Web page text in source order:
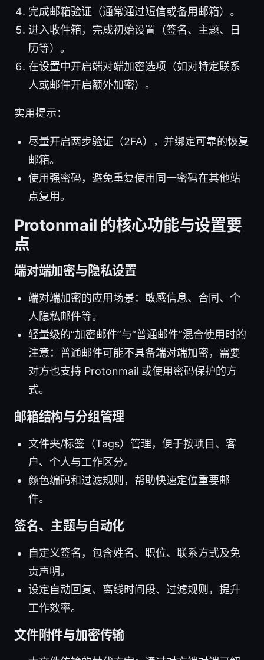
完成邮箱验证（通常通过短信或备用邮箱）。
进入收件箱，完成初始设置（签名、主题、日
历等）。
在设置中开启端对端加密选项（如对特定联系
人或邮件开启额外加密）。
实用提示：
尽量开启两步验证（2FA），并绑定可靠的恢复
邮箱。
使用强密码，避免重复使用同一密码在其他站
点复用。
Protonmail 的核心功能与设置要
点
端对端加密与隐私设置
端对端加密的应用场景：敏感信息、合同、个
人隐私邮件等。
轻量级的“加密邮件”与“普通邮件”混合使用时的
注意：普通邮件可能不具备端对端加密，需要
对方也支持 Protonmail 或使用密码保护的方
式。
邮箱结构与分组管理
文件夹/标签（Tags）管理，便于按项目、客
户、个人与工作区分。
颜色编码和过滤规则，帮助快速定位重要邮
件。
签名、主题与自动化
自定义签名，包含姓名、职位、联系方式及免
责声明。
设定自动回复、离线时间段、过滤规则，提升
工作效率。
文件附件与加密传输